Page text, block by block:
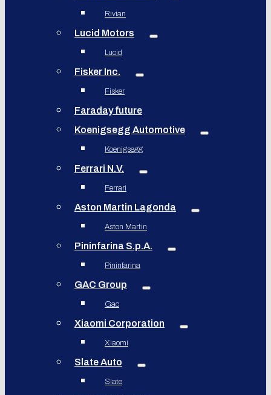
Rivian
Lucid Motors
Lucid
Fisker Inc.
Fisker
Faraday future
Koenigsegg Automotive
Koenigsegg
Ferrari N.V.
Ferrari
Aston Martin Lagonda
Aston Martin
Pininfarina S.p.A.
Pininfarina
GAC Group
Gac
Xiaomi Corporation
Xiaomi
Slate Auto
Slate